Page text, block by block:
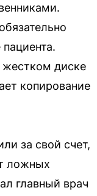
жестком диске
копирование
за свой счет,
ложных
главный врач